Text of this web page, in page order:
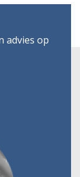
advies op